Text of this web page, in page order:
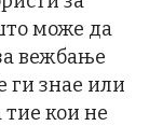
може да
вежбање
ги знае или
кои не